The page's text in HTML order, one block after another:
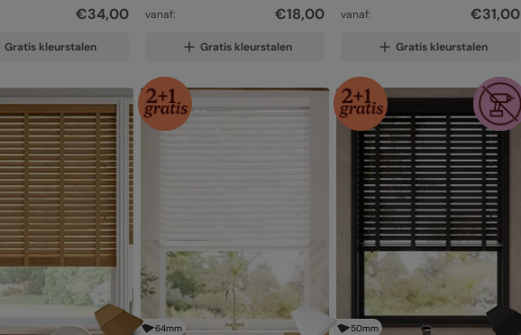
€34,00
Gratis kleurstalen
vanaf: €18,00
Gratis kleurstalen
vanaf: €31,00
Gratis kleurstalen
64mm 50mm